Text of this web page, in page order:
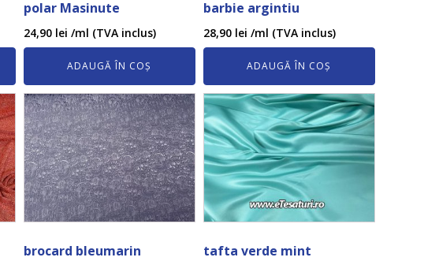
polar Masinute
24,90 lei /ml (TVA inclus)
ADAUGĂ ÎN COȘ
barbie argintiu
28,90 lei /ml (TVA inclus)
ADAUGĂ ÎN COȘ
brocard bleumarin tafta verde mint